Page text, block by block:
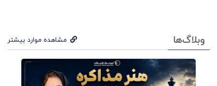
وبلاگ‌ها مشاهده موارد بیشتر